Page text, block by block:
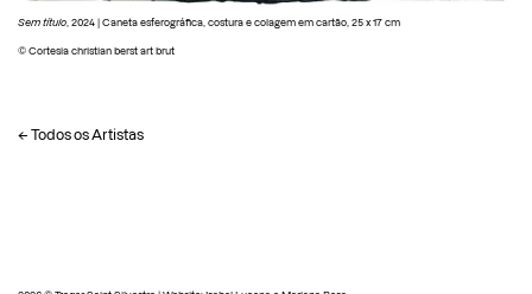
Sem título, 2024 | Caneta esferográfica, costura e colagem em cartão, 25 x 17 cm
© Cortesia christian berst art brut
← Todos os Artistas